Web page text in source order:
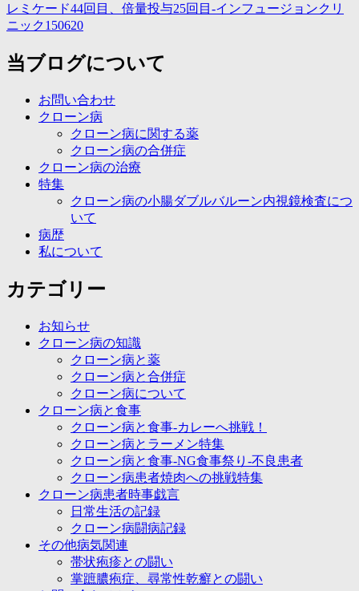
ー
シ
ョ
レミケード44回目、倍量投与25回目-インフュージョンクリ
ニック150620
当ブログについて
お問い合わせ
クローン病
クローン病に関する薬
クローン病の合併症
クローン病の治療
特集
クローン病の小腸ダブルバルーン内視鏡検査につ
いて
病歴
私について
カテゴリー
お知らせ
クローン病の知識
クローン病と薬
クローン病と合併症
クローン病について
クローン病と食事
クローン病と食事-カレーへ挑戦！
クローン病とラーメン特集
クローン病と食事-NG食事祭り-不良患者
クローン病患者焼肉への挑戦特集
クローン病患者時事戯言
日常生活の記録
クローン病闘病記録
その他病気関連
帯状疱疹との闘い
掌蹠膿疱症、尋常性乾癬との闘い